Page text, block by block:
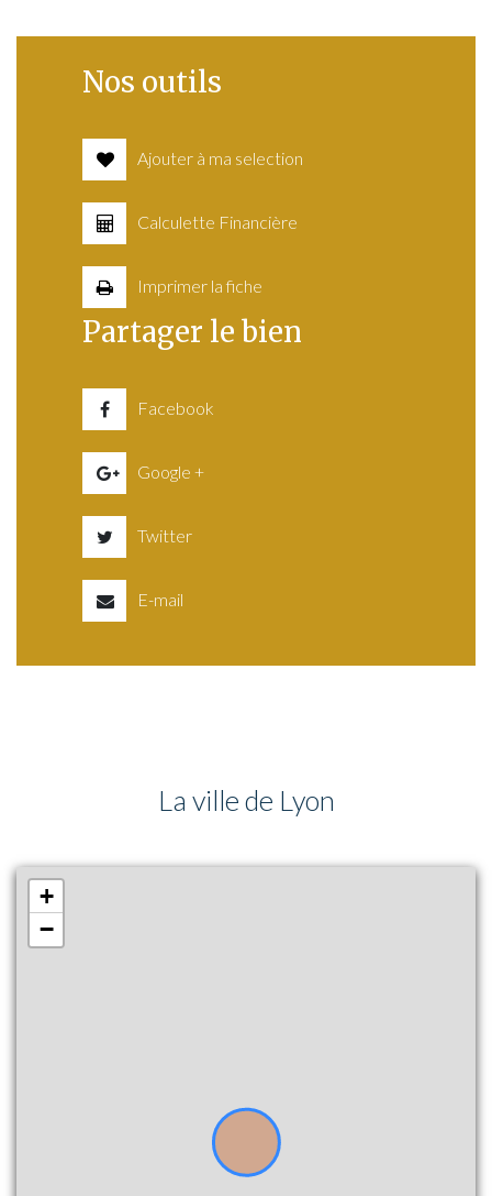
Nos outils
Ajouter à ma selection
Calculette Financière
Imprimer la fiche
Partager le bien
Facebook
Google +
Twitter
E-mail
La ville de Lyon
+
−